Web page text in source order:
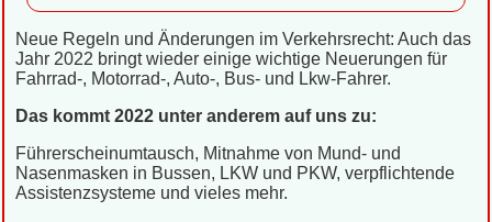
Neue Regeln und Änderungen im Verkehrsrecht: Auch das
Jahr 2022 bringt wieder einige wichtige Neuerungen für
Fahrrad-, Motorrad-, Auto-, Bus- und Lkw-Fahrer.
Das kommt 2022 unter anderem auf uns zu:
Führerscheinumtausch, Mitnahme von Mund- und
Nasenmasken in Bussen, LKW und PKW, verpflichtende
Assistenzsysteme und vieles mehr.